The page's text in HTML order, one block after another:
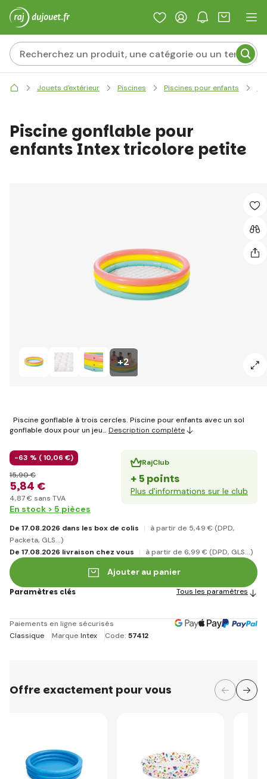
Jouets d'extérieur Piscines Piscines pour enfants
+2
Piscine gonflable pour
enfants Intex tricolore petite
Piscine gonflable à trois cercles. Piscine pour enfants avec un sol
gonflable doux pour un jeu… Description complète
-63 % (10,06 €)
5,84 €
15,90 €
4,87 € sans TVA
RajClub
+ 5 points
Plus d'informations sur le club
En stock > 5 pièces
De 17.08.2026 dans les box de colis à partir de 5,49 € (DPD,
Packeta, GLS...)
De 17.08.2026 livraison chez vous
à partir de 6,99 € (DPD, GLS...)
Ajouter au panier
Paramètres clés Tous les paramètres
Paiements en ligne sécurisés
Classique
Marque Intex Code: 57412
Offre exactement pour vous